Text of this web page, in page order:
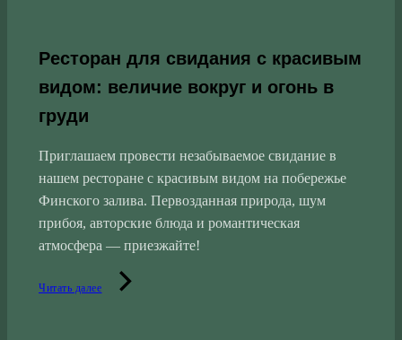
Ресторан для свидания с красивым
видом: величие вокруг и огонь в
груди
Приглашаем провести незабываемое свидание в
нашем ресторане с красивым видом на побережье
Финского залива. Первозданная природа, шум
прибоя, авторские блюда и романтическая
атмосфера — приезжайте!
Читать далее